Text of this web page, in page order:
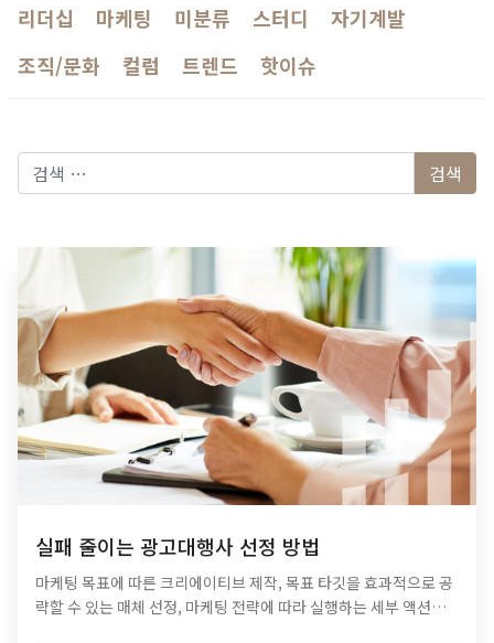
리더십
마케팅 미분류 스터디
자기계발
조직/문화
컬럼 트렌드 핫이슈
다음 검색:
실패 줄이는 광고대행사 선정 방법
마케팅 목표에 따른 크리에이티브 제작, 목표 타깃을 효과적으로 공
략할 수 있는 매체 선정, 마케팅 전략에 따라 실행하는 세부 액션들